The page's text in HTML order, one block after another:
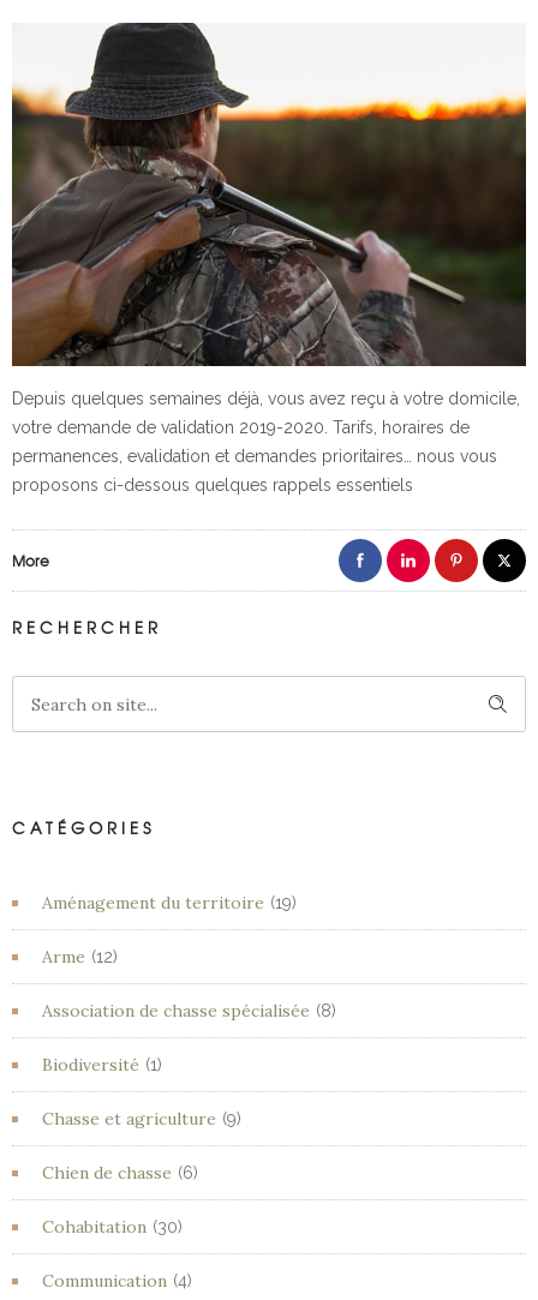
Depuis quelques semaines déjà, vous avez reçu à votre domicile,
votre demande de validation 2019-2020. Tarifs, horaires de
permanences, evalidation et demandes prioritaires… nous vous
proposons ci-dessous quelques rappels essentiels
More
RECHERCHER
CATÉGORIES
Aménagement du territoire (19)
Arme (12)
Association de chasse spécialisée (8)
Biodiversité (1)
Chasse et agriculture (9)
Chien de chasse (6)
Cohabitation (30)
Communication (4)